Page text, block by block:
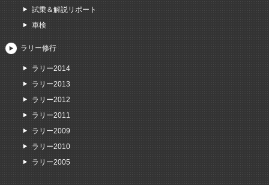
試乗＆解説リポート
車検
ラリー修行
ラリー2014
ラリー2013
ラリー2012
ラリー2011
ラリー2009
ラリー2010
ラリー2005